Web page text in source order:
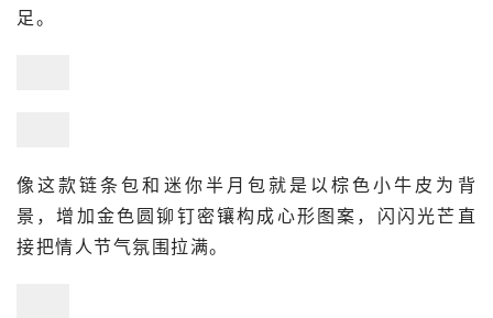
足。
像这款链条包和迷你半月包就是以棕色小牛皮为背
景，增加金色圆铆钉密镶构成心形图案，闪闪光芒直
接把情人节气氛围拉满。